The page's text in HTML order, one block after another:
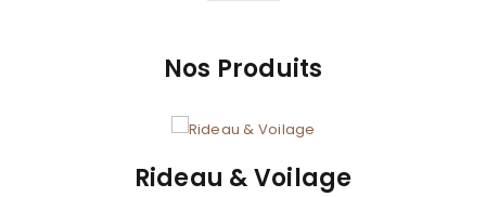
Nos Produits
Rideau & Voilage